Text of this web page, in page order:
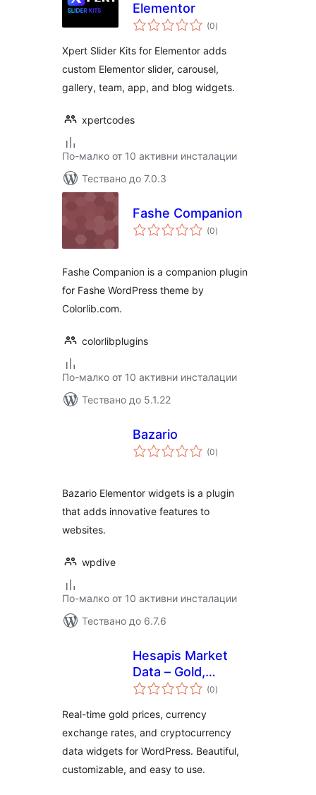
Elementor
(0общо
оценки
)
Xpert Slider Kits for Elementor adds
custom Elementor slider, carousel,
gallery, team, app, and blog widgets.
xpertcodes
По-малко от 10 активни инсталации
Тествано до 7.0.3
Fashe Companion
(0общо
оценки
)
Fashe Companion is a companion plugin
for Fashe WordPress theme by
Colorlib.com.
colorlibplugins
По-малко от 10 активни инсталации
Тествано до 5.1.22
Bazario
(0общо
оценки
)
Bazario Elementor widgets is a plugin
that adds innovative features to
websites.
wpdive
По-малко от 10 активни инсталации
Тествано до 6.7.6
Hesapis Market
Data – Gold,
Currency & Crypto
(0общо
оценки
)
Real-time gold prices, currency
exchange rates, and cryptocurrency
data widgets for WordPress. Beautiful,
customizable, and easy to use.